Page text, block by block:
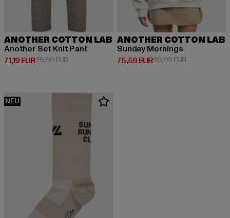
ANOTHER COTTON LAB
Another Set Knit Pant
71,19 EUR
Derzeitiger Preis: 71,19 EUR
79,99 EURAktionspreis: 79,99 EUR
ANOTHER COTTON LAB
Sunday Mornings
75,59 EUR
Derzeitiger Preis: 75,59 EUR
89,99 EURAktionspreis:
NEU